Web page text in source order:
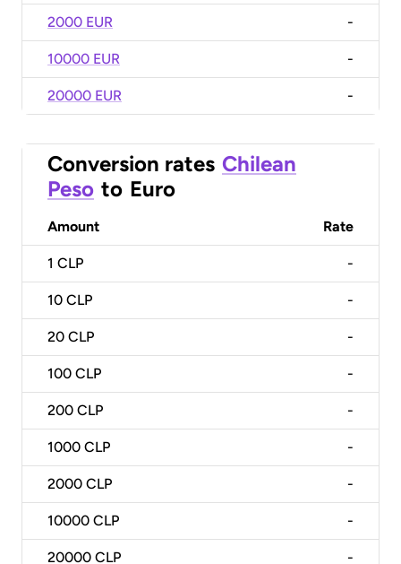
2000 EUR -
10000 EUR -
20000 EUR -
Conversion rates Chilean
Peso to Euro
Amount Rate
1 CLP -
10 CLP -
20 CLP -
100 CLP -
200 CLP -
1000 CLP -
2000 CLP -
10000 CLP -
20000 CLP -